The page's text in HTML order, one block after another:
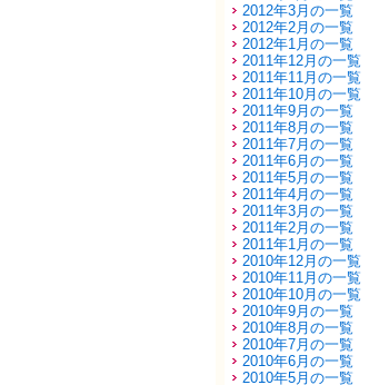
2012年3月の一覧
2012年2月の一覧
2012年1月の一覧
2011年12月の一覧
2011年11月の一覧
2011年10月の一覧
2011年9月の一覧
2011年8月の一覧
2011年7月の一覧
2011年6月の一覧
2011年5月の一覧
2011年4月の一覧
2011年3月の一覧
2011年2月の一覧
2011年1月の一覧
2010年12月の一覧
2010年11月の一覧
2010年10月の一覧
2010年9月の一覧
2010年8月の一覧
2010年7月の一覧
2010年6月の一覧
2010年5月の一覧